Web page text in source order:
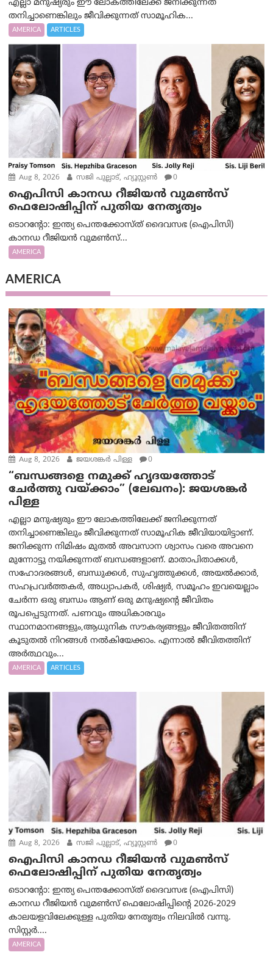
എല്ലാ മനുഷ്യരും ഈ ലോകത്തിലേക്ക് ജനിക്കുന്നത്
തനിച്ചാണെങ്കിലും ജീവിക്കുന്നത് സാമൂഹിക...
AMERICA ARTICLES
Aug 8, 2026 സജി പുല്ലാട്, ഹ്യൂസ്റ്റൺ 0
ഐപിസി കാനഡ റീജിയൻ വുമൺസ്
ഫെലോഷിപ്പിന് പുതിയ നേതൃത്വം
ടൊറന്റോ: ഇന്ത്യ പെന്തക്കോസ്ത് ദൈവസഭ (ഐപിസി)
കാനഡ റീജിയൻ വുമൺസ്...
AMERICA
AMERICA
Aug 8, 2026 ജയശങ്കര്‍ പിള്ള 0
“ബന്ധങ്ങളെ നമുക്ക് ഹൃദയത്തോട്
ചേർത്തു വയ്ക്കാം” (ലേഖനം): ജയശങ്കര്‍
പിള്ള
എല്ലാ മനുഷ്യരും ഈ ലോകത്തിലേക്ക് ജനിക്കുന്നത്
തനിച്ചാണെങ്കിലും ജീവിക്കുന്നത് സാമൂഹിക ജീവിയായിട്ടാണ്.
ജനിക്കുന്ന നിമിഷം മുതൽ അവസാന ശ്വാസം വരെ അവനെ
മുന്നോട്ടു നയിക്കുന്നത് ബന്ധങ്ങളാണ്. മാതാപിതാക്കൾ,
സഹോദരങ്ങൾ, ബന്ധുക്കൾ, സുഹൃത്തുക്കൾ, അയൽക്കാർ,
സഹപ്രവർത്തകർ, അധ്യാപകർ, ശിഷ്യർ, സമൂഹം ഇവയെല്ലാം
ചേർന്ന ഒരു ബന്ധം ആണ് ഒരു മനുഷ്യന്റെ ജീവിതം
രൂപപ്പെടുന്നത്. പണവും അധികാരവും
സ്ഥാനമാനങ്ങളും,ആധുനിക സൗകര്യങ്ങളും ജീവിതത്തിന്
കൂടുതൽ നിറങ്ങൾ നൽകിയേക്കാം. എന്നാൽ ജീവിതത്തിന്
അർത്ഥവും...
AMERICA ARTICLES
Aug 8, 2026 സജി പുല്ലാട്, ഹ്യൂസ്റ്റൺ 0
ഐപിസി കാനഡ റീജിയൻ വുമൺസ്
ഫെലോഷിപ്പിന് പുതിയ നേതൃത്വം
ടൊറന്റോ: ഇന്ത്യ പെന്തക്കോസ്ത് ദൈവസഭ (ഐപിസി)
കാനഡ റീജിയൻ വുമൺസ് ഫെലോഷിപ്പിന്റെ 2026-2029
കാലയളവിലേക്കുള്ള പുതിയ നേതൃത്വം നിലവിൽ വന്നു.
സിസ്റ്റർ....
AMERICA